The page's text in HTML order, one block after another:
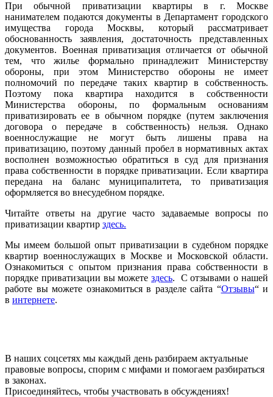
При обычной приватизации квартиры в г. Москве
нанимателем подаются документы в Департамент городского
имущества города Москвы, который рассматривает
обоснованность заявления, достаточность представленных
документов. Военная приватизация отличается от обычной
тем, что жилье формально принадлежит Министерству
обороны, при этом Министерство обороны не имеет
полномочий по передаче таких квартир в собственность.
Поэтому пока квартира находится в собственности
Министерства обороны, по формальным основаниям
приватизировать ее в обычном порядке (путем заключения
договора о передаче в собственность) нельзя. Однако
военнослужащие не могут быть лишены права на
приватизацию, поэтому данный пробел в нормативных актах
восполнен возможностью обратиться в суд для признания
права собственности в порядке приватизации. Если квартира
передана на баланс муниципалитета, то приватизация
оформляется во внесудебном порядке.
Читайте ответы на другие часто задаваемые вопросы по
приватизации квартир здесь.
Мы имеем большой опыт приватизации в судебном порядке
квартир военнослужащих в Москве и Московской области.
Ознакомиться с опытом признания права собственности в
порядке приватизации вы можетездесь. С отзывами о нашей
работе вы можете ознакомиться в разделе сайта “Отзывы“ и
в интернете.
В наших соцсетях мы каждый день разбираем актуальные
правовые вопросы, спорим с мифами и помогаем разбираться
в законах.
Присоединяйтесь, чтобы участвовать в обсуждениях!